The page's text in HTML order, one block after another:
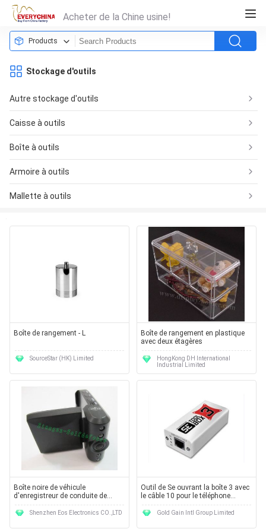
Acheter de la Chine usine!
Products
Stockage d'outils
Autre stockage d'outils
Caisse à outils
Boîte à outils
Armoire à outils
Mallette à outils
Boîte de rangement - L
SourceStar (HK) Limited
Boîte de rangement en plastique
avec deux étagères
HongKong DH International
Industrial Limited
Boîte noire de véhicule
d'enregistreur de conduite de
F185B avec 2,5
Shenzhen Eos Electronics CO.,LTD
Outil de Se ouvrant la boîte 3 avec
le câble 10 pour le téléphone
portable
Gold Gain Intl Group Limited